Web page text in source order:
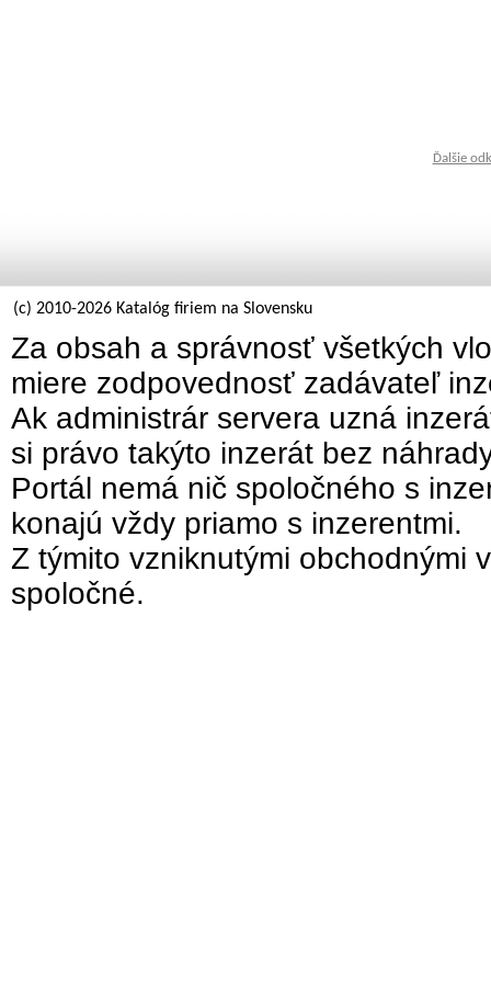
Ďalšie
(c) 2010-2026 Katalóg firiem na Slovensku
Za obsah a správnosť všetkých
miere zodpovednosť zadávateľ
Ak administrár servera uzná
si právo takýto inzerát bez
Portál nemá nič spoločného s
konajú vždy priamo s inzerentmi.
Z týmito vzniknutými obchodnými
spoločné.